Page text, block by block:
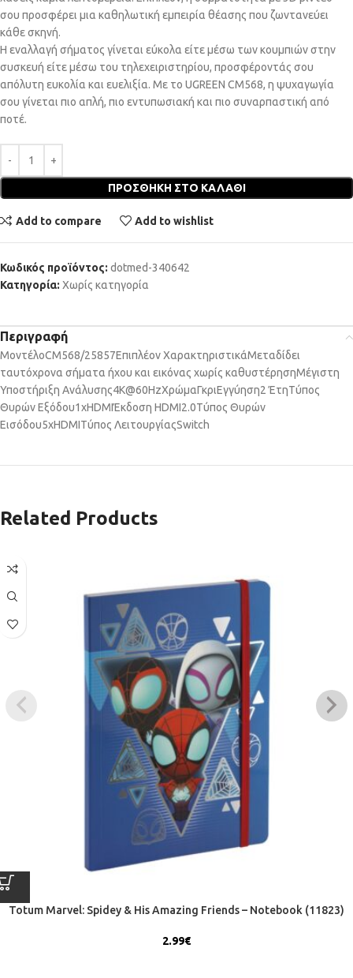
σου προσφέρει μια καθηλωτική εμπειρία θέασης που ζωντανεύει
κάθε σκηνή.
Η εναλλαγή σήματος γίνεται εύκολα είτε μέσω των κουμπιών στην
συσκευή είτε μέσω του τηλεχειριστηρίου, προσφέροντάς σου
απόλυτη ευκολία και ευελιξία. Με το UGREEN CM568, η ψυχαγωγία
σου γίνεται πιο απλή, πιο εντυπωσιακή και πιο συναρπαστική από
ποτέ.
ΠΡΟΣΘΉΚΗ ΣΤΟ ΚΑΛΆΘΙ
Add to compare Add to wishlist
Κωδικός προϊόντος: dotmed-340642
Κατηγορία: Χωρίς κατηγορία
Περιγραφή
ΜοντέλοCM568/25857Επιπλέον ΧαρακτηριστικάΜεταδίδει
ταυτόχρονα σήματα ήχου και εικόνας χωρίς καθυστέρησηΜέγιστη
Υποστήριξη Ανάλυσης4K@60HzΧρώμαΓκριΕγγύηση2 ΈτηΤύπος
Θυρών Eξόδου1xHDMIΈκδοση HDMI2.0Τύπος Θυρών
Εισόδου5xHDMIΤύπος ΛειτουργίαςSwitch
Related Products
Totum Marvel: Spidey & His Amazing Friends – Notebook (11823)
2.99€